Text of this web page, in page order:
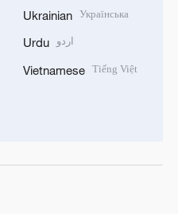
Ukrainian Українська
Urdu اردو
Vietnamese Tiếng Việt